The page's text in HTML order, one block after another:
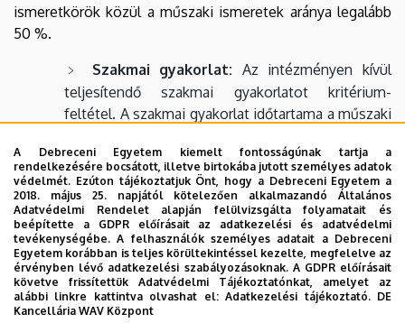
ismeretkörök közül a műszaki ismeretek aránya legalább
50 %.
Szakmai gyakorlat: Az intézményen kívül
teljesítendő szakmai gyakorlatot kritérium-
feltétel. A szakmai gyakorlat időtartama a műszaki
Idegennyelvi követelmények:Az
alapfokozat megszerzéséhez legalább egy idegen
nyelvből államilag elismert, középfokú (B2)
komplex típusú nyelvvizsga vagy ezzel
egyenértékű érettségi bizonyítvány vagy oklevél
megszerzése szükséges.
A Debreceni Egyetem kiemelt fontosságúnak tartja a
rendelkezésére bocsátott, illetve birtokába jutott személyes adatok
védelmét. Ezúton tájékoztatjuk Önt, hogy a Debreceni Egyetem a
2018. május 25. napjától kötelezően alkalmazandó Általános
Adatvédelmi Rendelet alapján felülvizsgálta folyamatait és
beépítette a GDPR előírásait az adatkezelési és adatvédelmi
tevékenységébe. A felhasználók személyes adatait a Debreceni
Egyetem korábban is teljes körültekintéssel kezelte, megfelelve az
érvényben lévő adatkezelési szabályozásoknak. A GDPR előírásait
követve frissítettük Adatvédelmi Tájékoztatónkat, amelyet az
alábbi linkre kattintva olvashat el:Adatkezelési tájékoztató. DE
Kancellária WAV Központ